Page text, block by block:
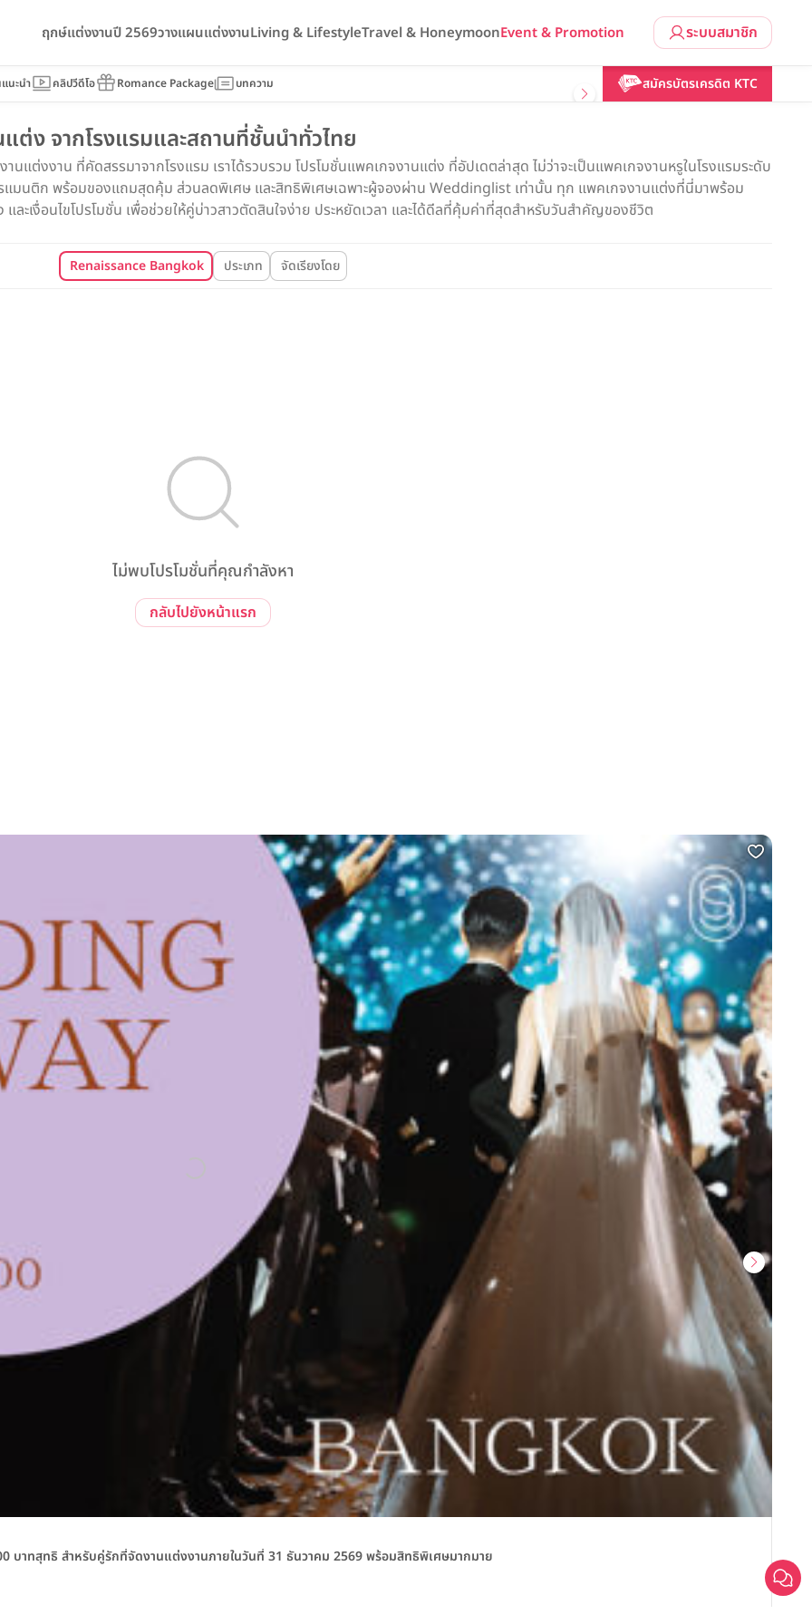
ระบบสมาชิก
ฤกษ์แต่งงานปี 2569วางแผนแต่งงานLiving & LifestyleTravel & HoneymoonEvent & Promotion
นะนำ คลิปวีดีโอ Romance Package บทความ สมัครบัตรเครดิต KTC
ต่ง จากโรงแรมและสถานที่ชั้นนำทั่วไทย
แต่งงาน ที่คัดสรรมาจากโรงแรม เราได้รวบรวม โปรโมชั่นแพคเกจงานแต่ง ที่อัปเดตล่าสุด ไม่ว่าจะเป็นแพคเกจงานหรูในโรงแรมระดับ
แมนติก พร้อมของแถมสุดคุ้ม ส่วนลดพิเศษ และสิทธิพิเศษเฉพาะผู้จองผ่าน Weddinglist เท่านั้น ทุก แพคเกจงานแต่งที่นี่มาพร้อม
ะเงื่อนไขโปรโมชั่น เพื่อช่วยให้คู่บ่าวสาวตัดสินใจง่าย ประหยัดเวลา และได้ดีลที่คุ้มค่าที่สุดสำหรับวันสำคัญของชีวิต
Renaissance Bangkok Ratchaprasong Hotel
ประเภท จัดเรียงโดย
ไม่พบโปรโมชั่นที่คุณกำลังหา
กลับไปยังหน้าแรก
าทสุทธิ สำหรับคู่รักที่จัดงานแต่งงานภายในวันที่ 31 ธันวาคม 2569 พร้อมสิทธิพิเศษมากมาย
วัน